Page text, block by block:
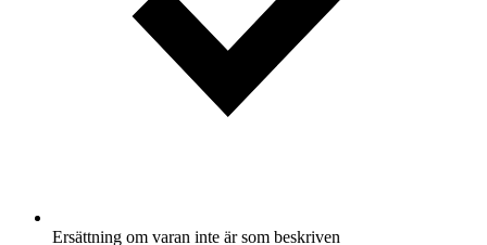
Ersättning om varan inte är som beskriven